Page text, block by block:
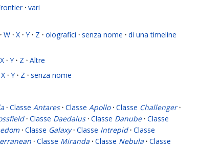
· vari
· W · X · Y · Z · olografici · senza nome · di una timeline
X · Y · Z · Altre
X · Y · Z · senza nome
· Classe Antares · Classe Apollo · Classe Challenger ·
· Classe Daedalus · Classe Danube · Classe
· Classe Galaxy · Classe Intrepid · Classe
· Classe Miranda · Classe Nebula · Classe